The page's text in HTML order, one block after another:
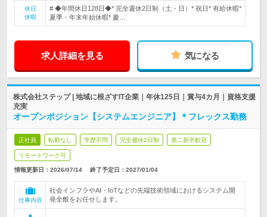
休日
休暇
# ◆年間休日128日◆* 完全週休2日制（土・日）* 祝日* 有給休暇*
夏季・年末年始休暇* 慶…
求人詳細を見る 気になる
株式会社ステップ | 地域に根ざすIT企業｜年休125日｜賞与4カ月｜資格支援
充実
オープンポジション【システムエンジニア】＊フレックス勤務
正社員 転勤なし 学歴不問 完全週休2日制 第二新卒歓迎
リモートワーク可
情報更新日：2026/07/14 終了予定日： 2027/01/04
仕事内容
社会インフラやAI・IoTなどの先端技術領域におけるシステム開
発全般をお任せします。